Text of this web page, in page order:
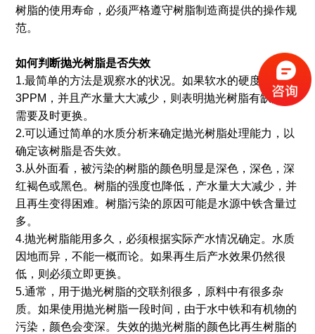
树脂的使用寿命，必须严格遵守树脂制造商提供的操作规
范。
如何判断抛光树脂是否失效
1.最简单的方法是观察水的状况。如果软水的硬度超过
3PPM，并且产水量大大减少，则表明抛光树脂有缺陷，
需要及时更换。
2.可以通过简单的水质分析来确定抛光树脂处理能力，以
确定该树脂是否失效。
3.从外面看，被污染的树脂的颜色明显是深色，深色，深
红褐色或黑色。树脂的强度也降低，产水量大大减少，并
且再生变得困难。树脂污染的原因可能是水源中铁含量过
多。
4.抛光树脂能用多久，必须根据实际产水情况确定。水质
因地而异，不能一概而论。如果再生后产水效果仍然很
低，则必须立即更换。
5.通常，用于抛光树脂的交联剂很多，原料中有很多杂
质。如果使用抛光树脂一段时间，由于水中铁和有机物的
污染，颜色会变深。失效的抛光树脂的颜色比再生树脂的